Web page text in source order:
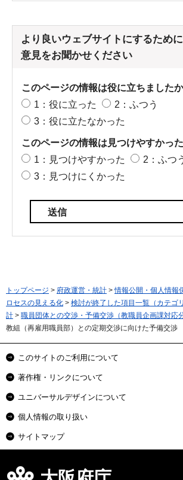
より良いウェブサイトにするため
意見をお聞かせください
このページの情報は役に立ちました
1：役に立った
2：ふつう
3：役に立たなかった
このページの情報は見つけやすかっ
1：見つけやすかった
2：ふつ
3：見つけにくかった
トップページ > 府政運営・統計 >情報公開・個人情報
ロセスの見える化 > 検討が終了した項目一覧（カテゴ
計 > 職員団体との交渉・予備交渉（教職員企画課対応分
教組（再雇用職員部）との定期交渉に向けた予備交渉
このサイトのご利用について
著作権・リンクについて
ユニバーサルデザインについて
個人情報の取り扱い
サイトマップ